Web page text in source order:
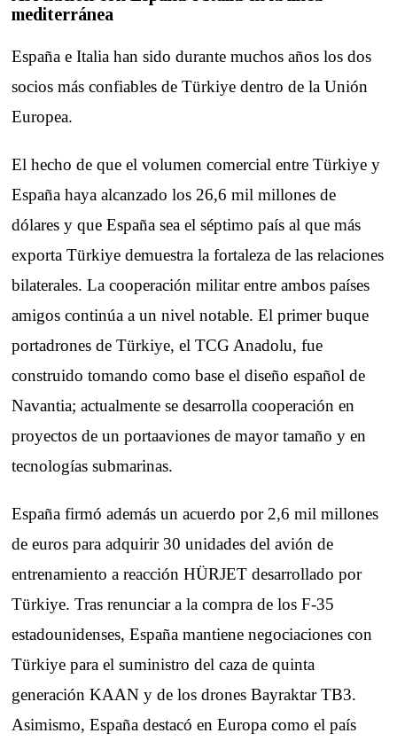
mediterránea
España e Italia han sido durante muchos años los dos
socios más confiables de Türkiye dentro de la Unión
Europea.
El hecho de que el volumen comercial entre Türkiye y
España haya alcanzado los 26,6 mil millones de
dólares y que España sea el séptimo país al que más
exporta Türkiye demuestra la fortaleza de las relaciones
bilaterales. La cooperación militar entre ambos países
amigos continúa a un nivel notable. El primer buque
portadrones de Türkiye, el TCG Anadolu, fue
construido tomando como base el diseño español de
Navantia; actualmente se desarrolla cooperación en
proyectos de un portaaviones de mayor tamaño y en
tecnologías submarinas.
España firmó además un acuerdo por 2,6 mil millones
de euros para adquirir 30 unidades del avión de
entrenamiento a reacción HÜRJET desarrollado por
Türkiye. Tras renunciar a la compra de los F-35
estadounidenses, España mantiene negociaciones con
Türkiye para el suministro del caza de quinta
generación KAAN y de los drones Bayraktar TB3.
Asimismo, España destacó en Europa como el país